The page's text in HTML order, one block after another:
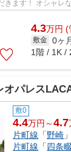
浅ハイツ！2007年築
スメ賃貸が家賃...
4.3万円 (
敷金 0ヶ
1階 / 1K /
オパレス
敷0
4.4万円～4.7
片町線 「野崎
片町線 「四条